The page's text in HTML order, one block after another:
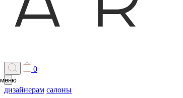
0
меню
дизайнерам салоны